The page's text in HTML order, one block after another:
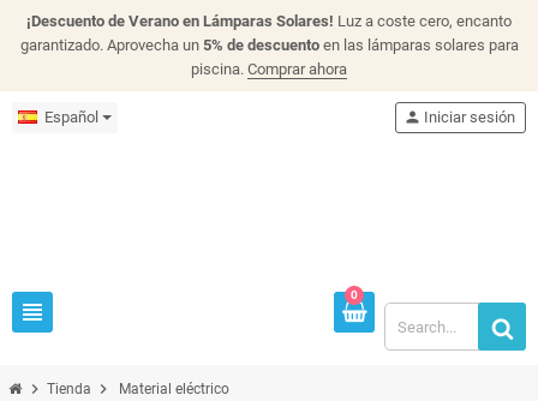
¡Descuento de Verano en Lámparas Solares! Luz a coste cero, encanto
garantizado. Aprovecha un 5% de descuentoen las lámparas solares para
piscina. Comprar ahora
Español
view_headline
person Iniciar sesión
0
chevron_right Tienda chevron_right Material eléctrico